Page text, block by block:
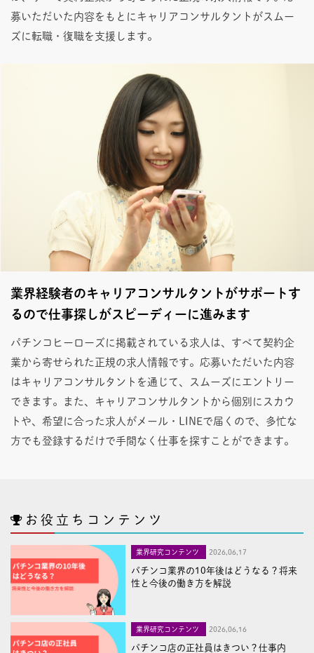
募いただいた内容をもとにキャリアコンサルタントがスムー
ズに転職・復職を支援します。
業界経験者のキャリアコンサルタントがサポートす
るので仕事探しがスピーディーに進みます
パチンコヒーローズに掲載されている求人は、すべて契約企
業から寄せられた正規の求人情報です。応募いただいた内容
はキャリアコンサルタントを通じて、スムーズにエントリー
できます。また、キャリアコンサルタントから個別にスカウ
トや、希望に合った求人がメール・LINEで届くので、多忙な
方でも登録するだけで手間なく仕事を探すことができます。
お役立ちコンテンツ
業界研究コンテンツ 2026,06,17
パチンコ業界の10年後はどうなる？将来
性と今後の働き方を解説
業界研究コンテンツ 2026,06,16
パチンコ店の正社員はきつい？仕事内